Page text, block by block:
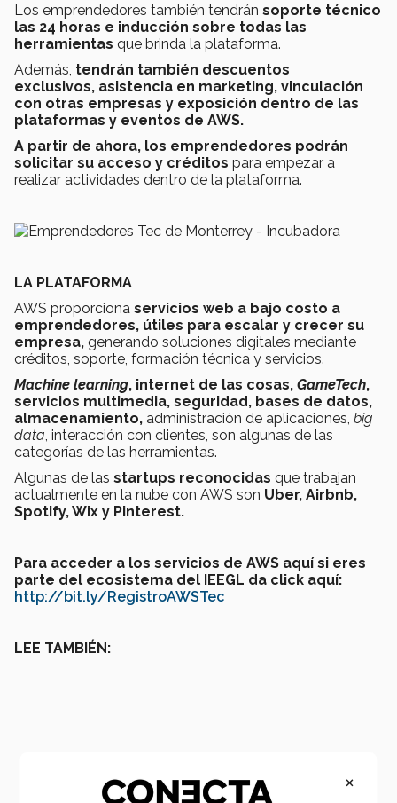
Los emprendedores también tendrán soporte técnico
las 24 horas e inducción sobre todas las
herramientas que brinda la plataforma.
Además, tendrán también descuentos
exclusivos, asistencia en marketing, vinculación
con otras empresas y exposición dentro de las
plataformas y eventos de AWS.
A partir de ahora, los emprendedores podrán
solicitar su acceso y créditos para empezar a
realizar actividades dentro de la plataforma.
LA PLATAFORMA
AWS proporciona servicios web a bajo costo a
emprendedores, útiles para escalar y crecer su
empresa, generando soluciones digitales mediante
créditos, soporte, formación técnica y servicios.
Machine learning, internet de las cosas, GameTech,
servicios multimedia, seguridad, bases de datos,
almacenamiento, administración de aplicaciones, big
data , interacción con clientes, son algunas de las
categorías de las herramientas.
Algunas de las startups reconocidas que trabajan
actualmente en la nube con AWS son Uber, Airbnb,
Spotify, Wix y Pinterest.
Para acceder a los servicios de AWS aquí si eres
parte del ecosistema del IEEGL da click aquí:
http://bit.ly/RegistroAWSTec
LEE TAMBIÉN:
×